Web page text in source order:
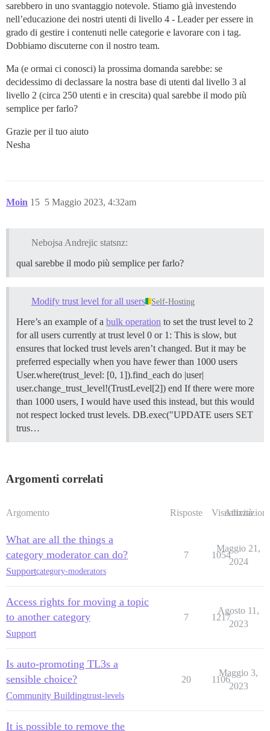
sarebbero in uno svantaggio notevole. Stiamo già investendo
nell’educazione dei nostri utenti di livello 4 - Leader per essere in
grado di gestire i contenuti nelle categorie e lavorare con i tag.
Dobbiamo discuterne con il nostro team.
Ma (e ormai ci conosci) la prossima domanda sarebbe: se
decidessimo di declassare la nostra base di utenti dal livello 3 al
livello 2 (circa 250 utenti e in crescita) qual sarebbe il modo più
semplice per farlo?
Grazie per il tuo aiuto
Nesha
Moin 5 Maggio 2023, 4:32am
15
Nebojsa Andrejic statsnz:
qual sarebbe il modo più semplice per farlo?
Modify trust level for all users Self-Hosting
Here’s an example of a bulk operation to set the trust level to 2
for all users currently at trust level 0 or 1: This is slow, but
ensures that locked trust levels aren’t changed. But it may be
preferred especially when you have fewer than 1000 users
User.where(trust_level: [0, 1]).find_each do |user|
user.change_trust_level!(TrustLevel[2]) end If there were more
than 1000 users, I would have used this instead, but this would
not respect locked trust levels. DB.exec("UPDATE users SET
trus…
Argomenti correlati
Argomento Risposte Visualizzazioni
Attività
What are all the things a
category moderator can do?
Supportcategory-moderators
7 1054
Maggio 21,
2024
Access rights for moving a topic
to another category
Support
7 1217
Agosto 11,
2023
Is auto-promoting TL3s a
sensible choice?
Community Buildingtrust-levels
20 1106
Maggio 3,
2023
It is possible to remove the